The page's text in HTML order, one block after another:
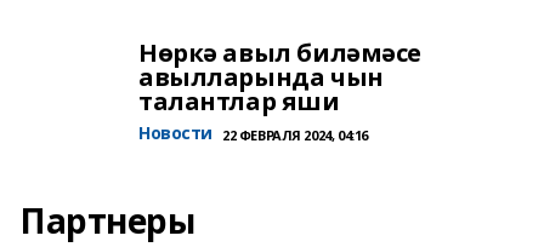
Нөркә авыл биләмәсе
авылларында чын
талантлар яши
Новости 22 ФЕВРАЛЯ 2024, 04:16
Партнеры